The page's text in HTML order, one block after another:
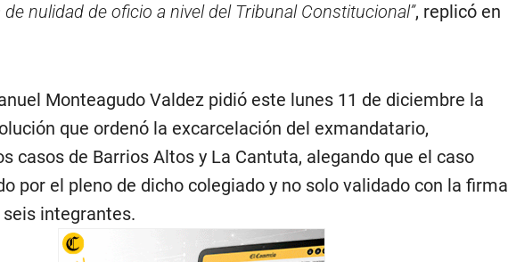
nulidad de oficio a nivel del Tribunal Constitucional”, replicó en
Monteagudo Valdez pidió este lunes 11 de diciembre la
que ordenó la excarcelación del exmandatario,
casos de Barrios Altos y La Cantuta, alegando que el caso
por el pleno de dicho colegiado y no solo validado con la firma
integrantes.